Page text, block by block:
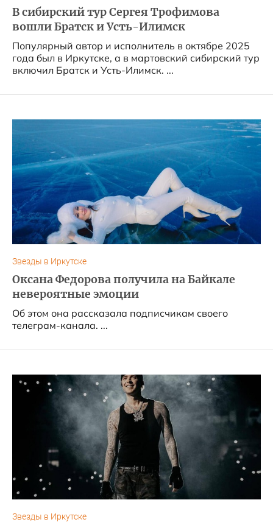
В сибирский тур Сергея Трофимова
вошли Братск и Усть-Илимск
Популярный автор и исполнитель в октябре 2025
года был в Иркутске, а в мартовский сибирский тур
включил Братск и Усть-Илимск. ...
Звезды в Иркутске
Оксана Федорова получила на Байкале
невероятные эмоции
Об этом она рассказала подписчикам своего
телеграм-канала. ...
Звезды в Иркутске